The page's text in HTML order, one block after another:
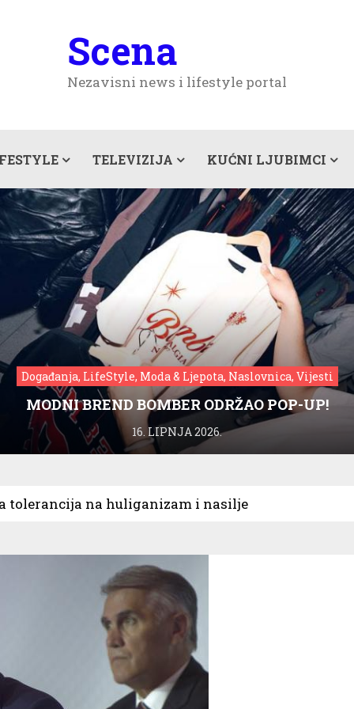
Scena
Nezavisni news i lifestyle portal
TELEVIZIJA KUĆNI LJUBIMCI
Događanja, LifeStyle, Moda & Ljepota, Naslovnica, Vijesti
MODNI BREND BOMBER ODRŽAO POP-UP!
16. LIPNJA 2026.
tolerancija na huliganizam i nasilje